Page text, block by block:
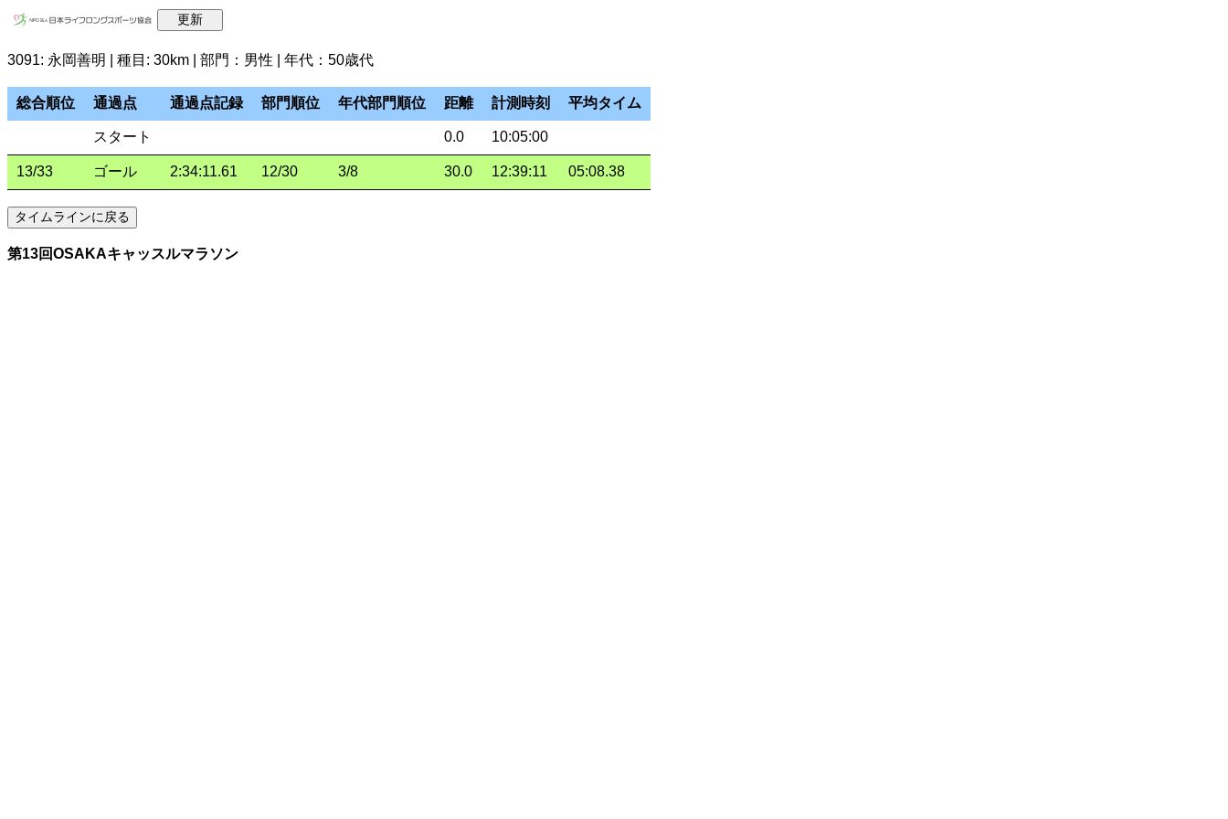
3091: 永岡善明 | 種目: 30km | 部門：男性 | 年代：50歳代
総合順位 通過点 通過点記録 部門順位 年代部門順位 距離 計測時刻 平均タイム
スタート 0.0 10:05:00
13/33 ゴール 2:34:11.61 12/30 3/8 30.0 12:39:11 05:08.38
第13回OSAKAキャッスルマラソン